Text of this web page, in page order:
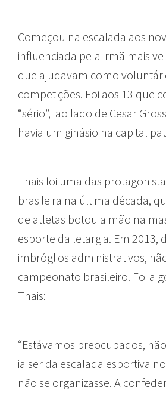
Começou na escalada aos
influenciada pela irmã mais
que ajudavam como
competições. Foi aos 13 que
“sério”, ao lado de Cesar
havia um ginásio na capital
Thais foi uma das
brasileira na última década,
de atletas botou a mão na
esporte da letargia. Em 2013,
imbróglios administrativos,
campeonato brasileiro. Foi a
Thais:
“Estávamos preocupados,
ia ser da escalada esportiva
não se organizasse. A